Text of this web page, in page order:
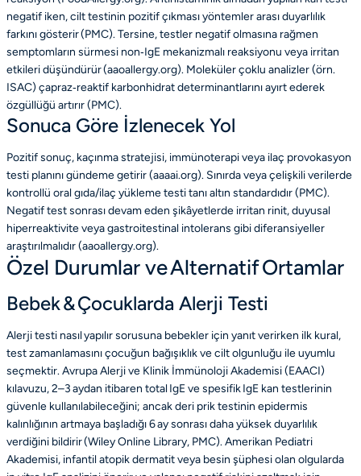
negatif iken, cilt testinin pozitif çıkması yöntemler arası duyarlılık
farkını gösterir (PMC). Tersine, testler negatif olmasına rağmen
semptomların sürmesi non‑IgE mekanizmalı reaksiyonu veya irritan
etkileri düşündürür (aaoallergy.org). Moleküler çoklu analizler (örn.
ISAC) çapraz‑reaktif karbonhidrat determinantlarını ayırt ederek
özgüllüğü artırır (PMC).
Sonuca Göre İzlenecek Yol
Pozitif sonuç, kaçınma stratejisi, immünoterapi veya ilaç provokasyon
testi planını gündeme getirir (aaaai.org). Sınırda veya çelişkili verilerde
kontrollü oral gıda/ilaç yükleme testi tanı altın standardıdır (PMC).
Negatif test sonrası devam eden şikâyetlerde irritan rinit, duyusal
hiperreaktivite veya gastroitestinal intolerans gibi diferansiyeller
araştırılmalıdır (aaoallergy.org).
Özel Durumlar ve Alternatif Ortamlar
Bebek & Çocuklarda Alerji Testi
Alerji testi nasıl yapılır sorusuna bebekler için yanıt verirken ilk kural,
test zamanlamasını çocuğun bağışıklık ve cilt olgunluğu ile uyumlu
seçmektir. Avrupa Alerji ve Klinik İmmünoloji Akademisi (EAACI)
kılavuzu, 2–3 aydan itibaren total IgE ve spesifik IgE kan testlerinin
güvenle kullanılabileceğini; ancak deri prik testinin epidermis
kalınlığının artmaya başladığı 6 ay sonrası daha yüksek duyarlılık
verdiğini bildirir (Wiley Online Library, PMC). Amerikan Pediatri
Akademisi, infantil atopik dermatit veya besin şüphesi olan olgularda